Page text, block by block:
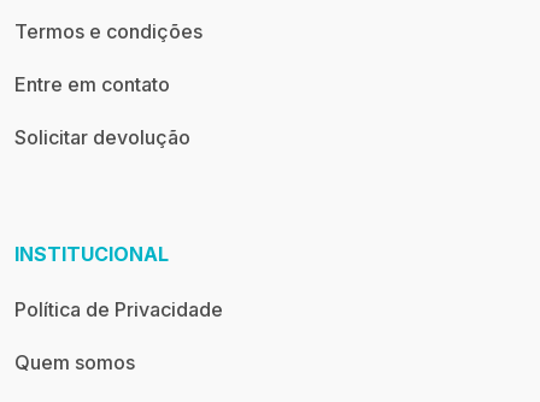
Termos e condições
Entre em contato
Solicitar devolução
INSTITUCIONAL
Política de Privacidade
Quem somos